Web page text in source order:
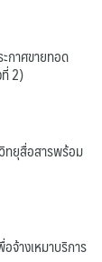
กาศขายทอด
2)
ทยุสื่อสารพร้อม
จ้างเหมาบริการ